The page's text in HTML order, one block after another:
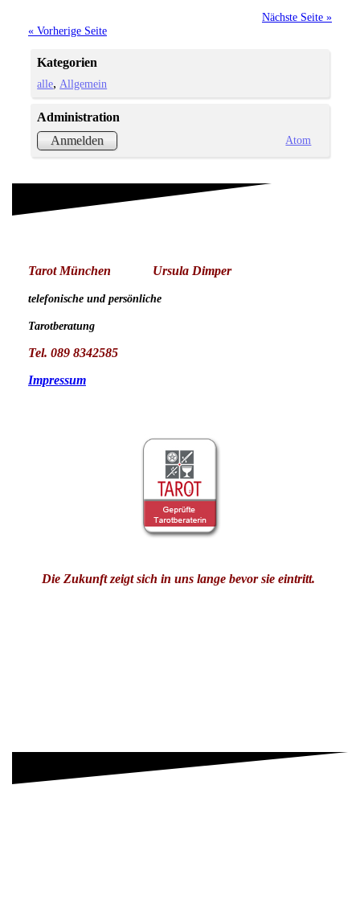
Nächste Seite »
« Vorherige Seite
Kategorien
alle Allgemein
Administration
Anmelden
Atom
Tarot München Ursula Dimper
telefonische und persönliche
Tarotberatung
Tel. 089 8342585
Impressum
Die Zukunft zeigt sich in uns lange bevor sie eintritt.